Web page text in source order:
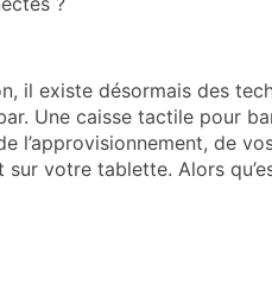
il existe désormais des
Une caisse tactile pour
l’approvisionnement, de
votre tablette. Alors